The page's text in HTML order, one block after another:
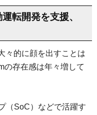
転開発を支援、
々的に顔を出すことは
の存在感は年々増して
（SoC）などで活躍す